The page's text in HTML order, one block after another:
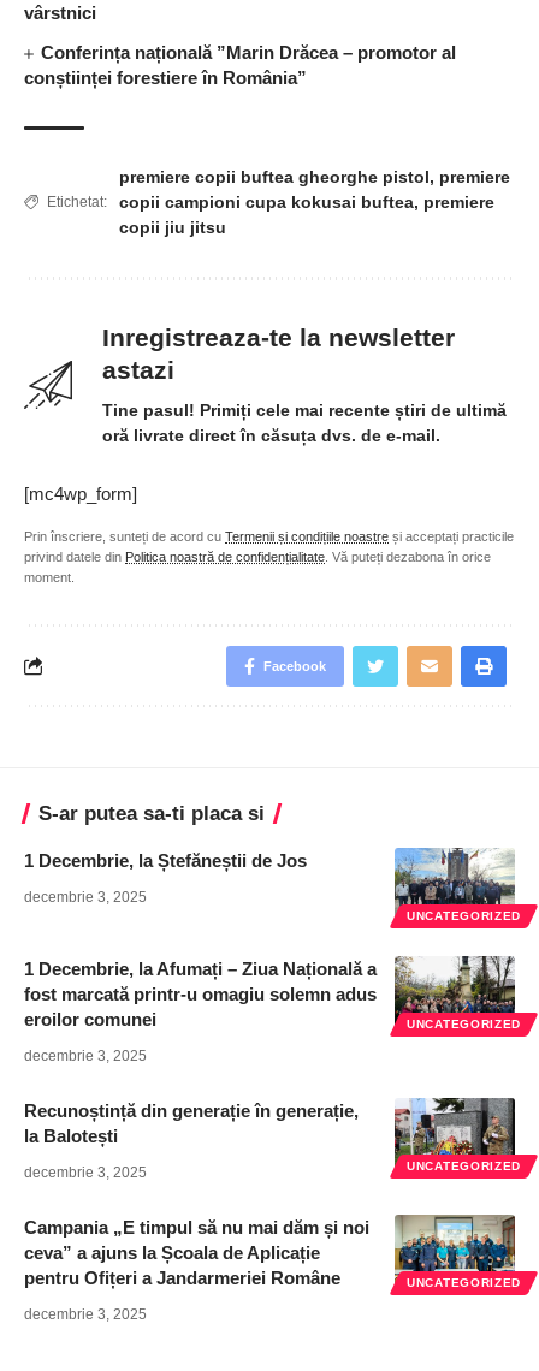
vârstnici
Conferința națională ”Marin Drăcea – promotor al
conștiinței forestiere în România”
Etichetat:
premiere copii buftea gheorghe pistol, premiere
copii campioni cupa kokusai buftea, premiere
copii jiu jitsu
Inregistreaza-te la newsletter
astazi
Tine pasul! Primiți cele mai recente știri de ultimă
oră livrate direct în căsuța dvs. de e-mail.
[mc4wp_form]
Prin înscriere, sunteți de acord cu Termenii și condițiile noastre și acceptați practicile
privind datele din Politica noastră de confidențialitate . Vă puteți dezabona în orice
moment.
Facebook
S-ar putea sa-ti placa si
UNCATEGORIZED
1 Decembrie, la Ștefăneștii de Jos
decembrie 3, 2025
UNCATEGORIZED
1 Decembrie, la Afumați – Ziua Națională a
fost marcată printr-u omagiu solemn adus
eroilor comunei
decembrie 3, 2025
UNCATEGORIZED
Recunoștință din generație în generație,
la Balotești
decembrie 3, 2025
UNCATEGORIZED
Campania „E timpul să nu mai dăm și noi
ceva” a ajuns la Școala de Aplicație
pentru Ofițeri a Jandarmeriei Române
decembrie 3, 2025